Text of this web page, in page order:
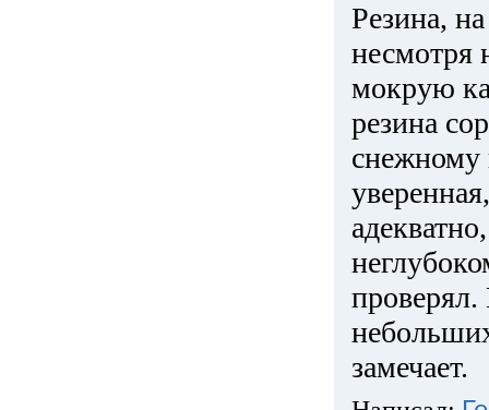
Резина,
несмотря
мокрую
резина
снежному
замечает.